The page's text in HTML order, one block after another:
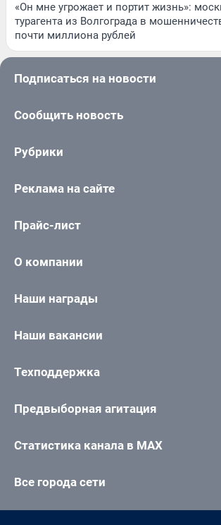
«Он мне угрожает и портит жизнь»:
турагента из Волгограда в
почти миллиона рублей
Подписаться на новости
Сообщить новость
Рубрики
Реклама на сайте
Прайс-лист
О компании
Наши награды
Наши вакансии
Техподдержка
Предвыборная агитация
Статистика канала в MAX
Все города сети